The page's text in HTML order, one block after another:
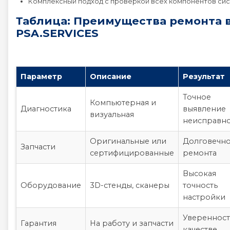
Таблица: Преимущества ремонта
PSA.SERVICES
Параметр Описание Результат
Диагностика
Компьютерная и
визуальная
Точное
выявление
Запчасти
Оригинальные или
сертифицированные
ремонта
Оборудование 3D-стенды, сканеры
Высокая
точность
настройки
Гарантия На работу и запчасти